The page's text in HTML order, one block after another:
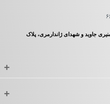
جاوید و شهدای ژاندارمری، پلاک
+
+